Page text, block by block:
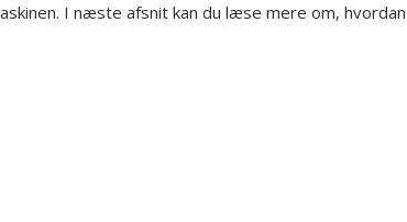
I næste afsnit kan du læse mere om, hvordan